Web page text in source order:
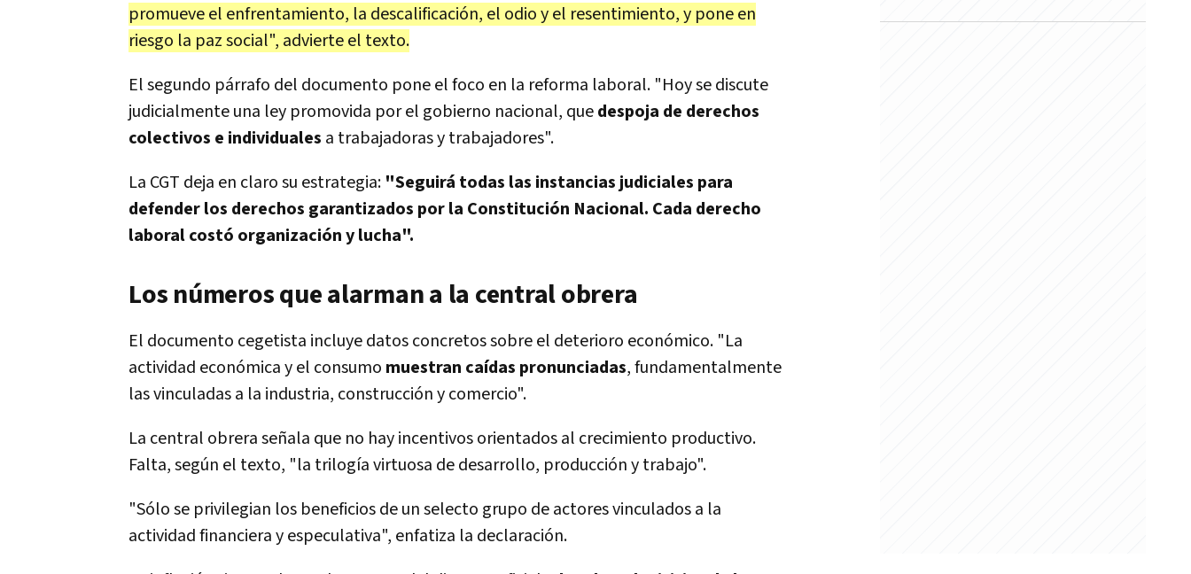
promueve el enfrentamiento, la descalificación, el odio y el resentimiento, y pone en
riesgo la paz social", advierte el texto.
El segundo párrafo del documento pone el foco en la reforma laboral. "Hoy se discute
judicialmente una ley promovida por el gobierno nacional, quedespoja de derechos
colectivos e individuales a trabajadoras y trabajadores".
La CGT deja en claro su estrategia: "Seguirá todas las instancias judiciales para
defender los derechos garantizados por la Constitución Nacional. Cada derecho
laboral costó organización y lucha".
Los números que alarman a la central obrera
El documento cegetista incluye datos concretos sobre el deterioro económico. "La
actividad económica y el consumo muestran caídas pronunciadas, fundamentalmente
las vinculadas a la industria, construcción y comercio".
La central obrera señala que no hay incentivos orientados al crecimiento productivo.
Falta, según el texto, "la trilogía virtuosa de desarrollo, producción y trabajo".
"Sólo se privilegian los beneficios de un selecto grupo de actores vinculados a la
actividad financiera y especulativa", enfatiza la declaración.